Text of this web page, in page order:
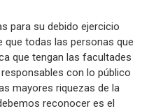
para su debido ejercicio
que todas las personas que
que tengan las facultades
con lo público
mayores riquezas de la
reconocer es el